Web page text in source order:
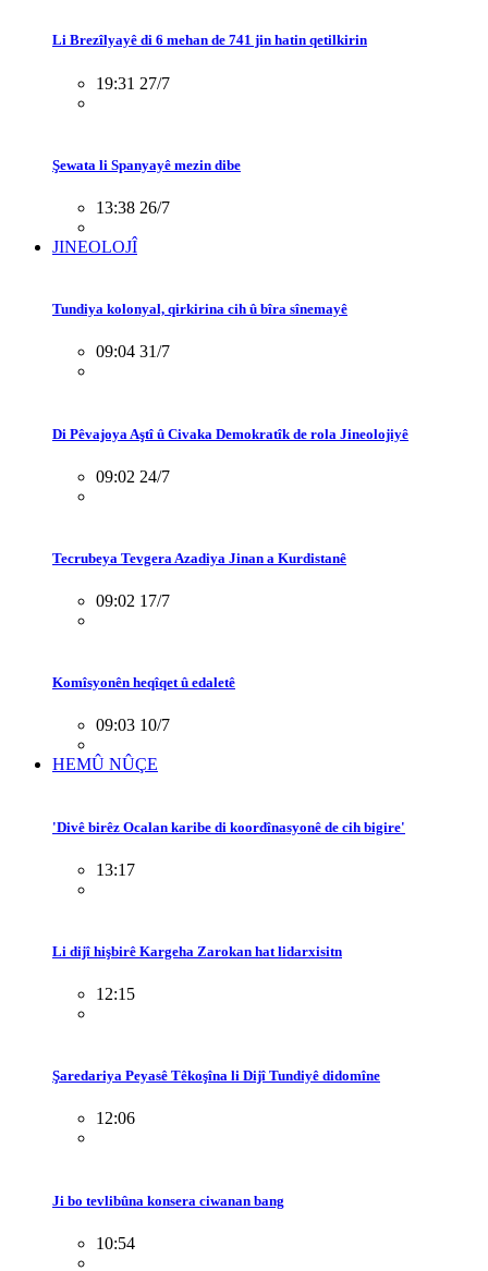
Li Brezîlyayê di 6 mehan de 741 jin hatin qetilkirin
19:31 27/7
Şewata li Spanyayê mezin dibe
13:38 26/7
JINEOLOJÎ
Tundiya kolonyal, qirkirina cih û bîra sînemayê
09:04 31/7
Di Pêvajoya Aştî û Civaka Demokratîk de rola Jineolojiyê
09:02 24/7
Tecrubeya Tevgera Azadiya Jinan a Kurdistanê
09:02 17/7
Komîsyonên heqîqet û edaletê
09:03 10/7
HEMÛ NÛÇE
'Divê birêz Ocalan karibe di koordînasyonê de cih bigire'
13:17
Li dijî hişbirê Kargeha Zarokan hat lidarxisitn
12:15
Şaredariya Peyasê Têkoşîna li Dijî Tundiyê didomîne
12:06
Ji bo tevlibûna konsera ciwanan bang
10:54